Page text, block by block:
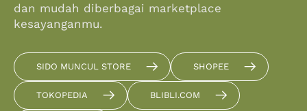
dan mudah diberbagai marketplace
kesayanganmu.
SIDO MUNCUL STORE SHOPEE
TOKOPEDIA BLIBLI.COM